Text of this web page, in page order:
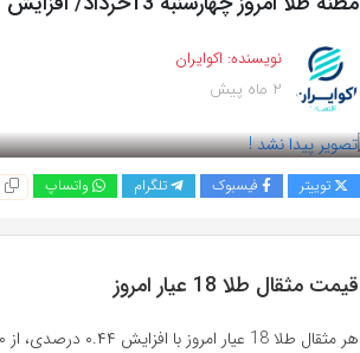
نویسنده: اکوایران
2 ماه پیش
توییتر فیسبوک تلگرام واتساپ
قیمت مثقال طلا 18 عیار امروز